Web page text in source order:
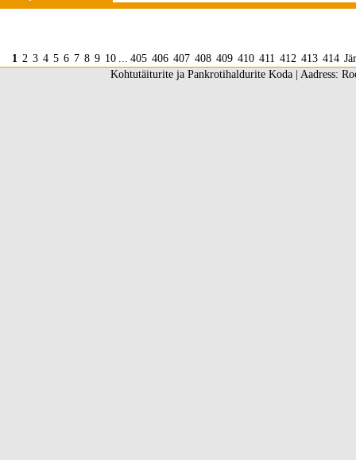
1 2 3 4 5 6 7 8 9 10 ... 405 406 407 408 409 410 411 412 413 414
Kohtutäiturite ja Pankrotihaldurite Koda | Aadress: